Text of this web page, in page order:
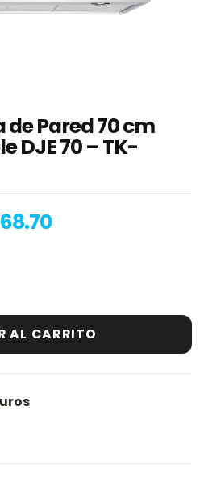
Pared 70 cm
DJE 70 – TK-
Current
de Pared 70 cm Acero
AL CARRITO